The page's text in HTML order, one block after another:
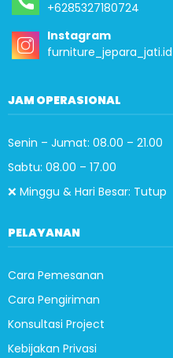
+6285327180724
Instagram
furniture_jepara_jati.id
JAM OPERASIONAL
Senin – Jumat: 08.00 – 21.00
Sabtu: 08.00 – 17.00
❌ Minggu & Hari Besar: Tutup
PELAYANAN
Cara Pemesanan
Cara Pengiriman
Konsultasi Project
Kebijakan Privasi